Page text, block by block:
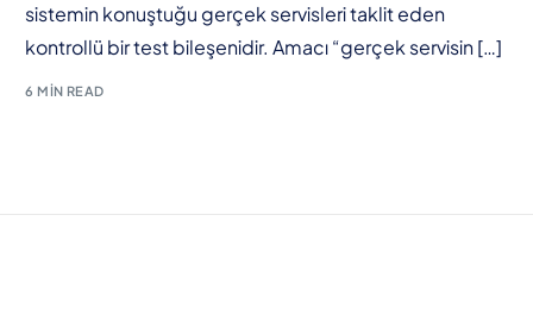
sistemin konuştuğu gerçek servisleri taklit eden
kontrollü bir test bileşenidir. Amacı “gerçek servisin […]
6 MIN READ